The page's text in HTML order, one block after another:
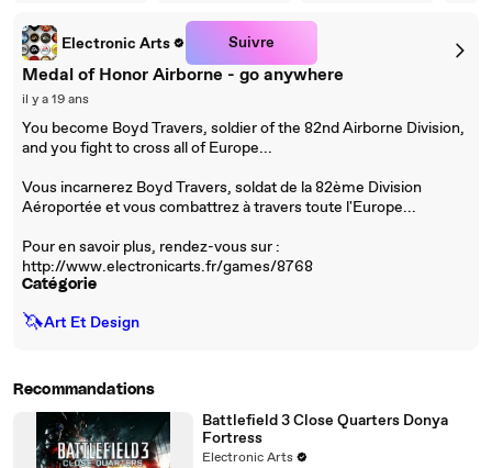
Electronic Arts Suivre
Medal of Honor Airborne - go anywhere
il y a 19 ans
You become Boyd Travers, soldier of the 82nd Airborne Division,
and you fight to cross all of Europe...
Vous incarnerez Boyd Travers, soldat de la 82ème Division
Aéroportée et vous combattrez à travers toute l'Europe...
Pour en savoir plus, rendez-vous sur :
http://www.electronicarts.fr/games/8768
Catégorie
🦄Art Et Design
Recommandations
Battlefield 3 Close Quarters Donya
Fortress
Electronic Arts